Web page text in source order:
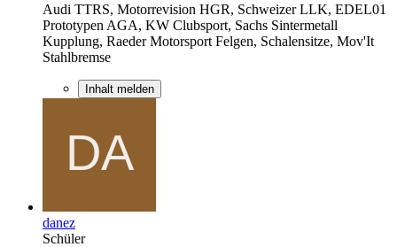
Audi TTRS, Motorrevision HGR, Schweizer LLK, EDEL01
Prototypen AGA, KW Clubsport, Sachs Sintermetall
Kupplung, Raeder Motorsport Felgen, Schalensitze, Mov'It
Stahlbremse
Inhalt melden
danez
Schüler